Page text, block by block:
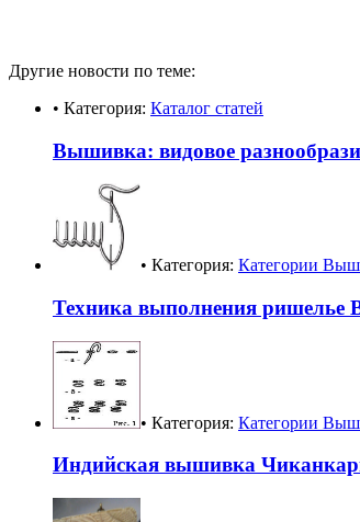
Другие новости по теме:
• Категория: Каталог статей
Вышивка: видовое
• Категория: Категории
Техника выполнения ришелье
• Категория: Категории
Индийская вышивка